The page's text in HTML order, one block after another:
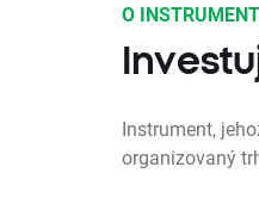
O
Instrument,
organizovaný